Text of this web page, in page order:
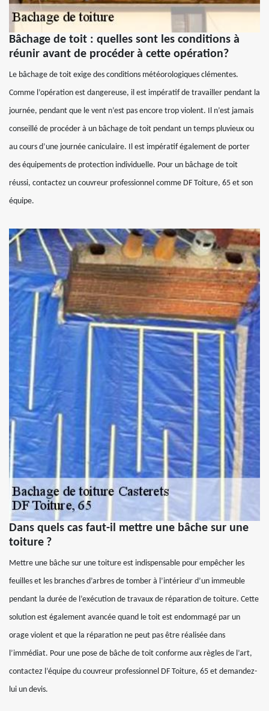
Bâchage de toit : quelles sont les conditions à
réunir avant de procéder à cette opération?
Le bâchage de toit exige des conditions météorologiques clémentes.
Comme l’opération est dangereuse, il est impératif de travailler pendant la
journée, pendant que le vent n’est pas encore trop violent. Il n’est jamais
conseillé de procéder à un bâchage de toit pendant un temps pluvieux ou
au cours d’une journée caniculaire. Il est impératif également de porter
des équipements de protection individuelle. Pour un bâchage de toit
réussi, contactez un couvreur professionnel comme DF Toiture, 65 et son
équipe.
Dans quels cas faut-il mettre une bâche sur une
toiture ?
Mettre une bâche sur une toiture est indispensable pour empêcher les
feuilles et les branches d’arbres de tomber à l’intérieur d’un immeuble
pendant la durée de l’exécution de travaux de réparation de toiture. Cette
solution est également avancée quand le toit est endommagé par un
orage violent et que la réparation ne peut pas être réalisée dans
l’immédiat. Pour une pose de bâche de toit conforme aux règles de l’art,
contactez l’équipe du couvreur professionnel DF Toiture, 65 et demandez-
lui un devis.